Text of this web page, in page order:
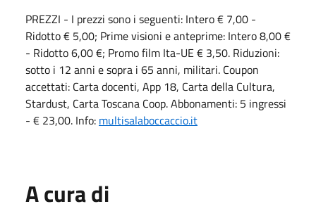
PREZZI - I prezzi sono i seguenti: Intero € 7,00 -
Ridotto € 5,00; Prime visioni e anteprime: Intero 8,00 €
- Ridotto 6,00 €; Promo film Ita-UE € 3,50. Riduzioni:
sotto i 12 anni e sopra i 65 anni, militari. Coupon
accettati: Carta docenti, App 18, Carta della Cultura,
Stardust, Carta Toscana Coop. Abbonamenti: 5 ingressi
- € 23,00. Info: multisalaboccaccio.it
A cura di